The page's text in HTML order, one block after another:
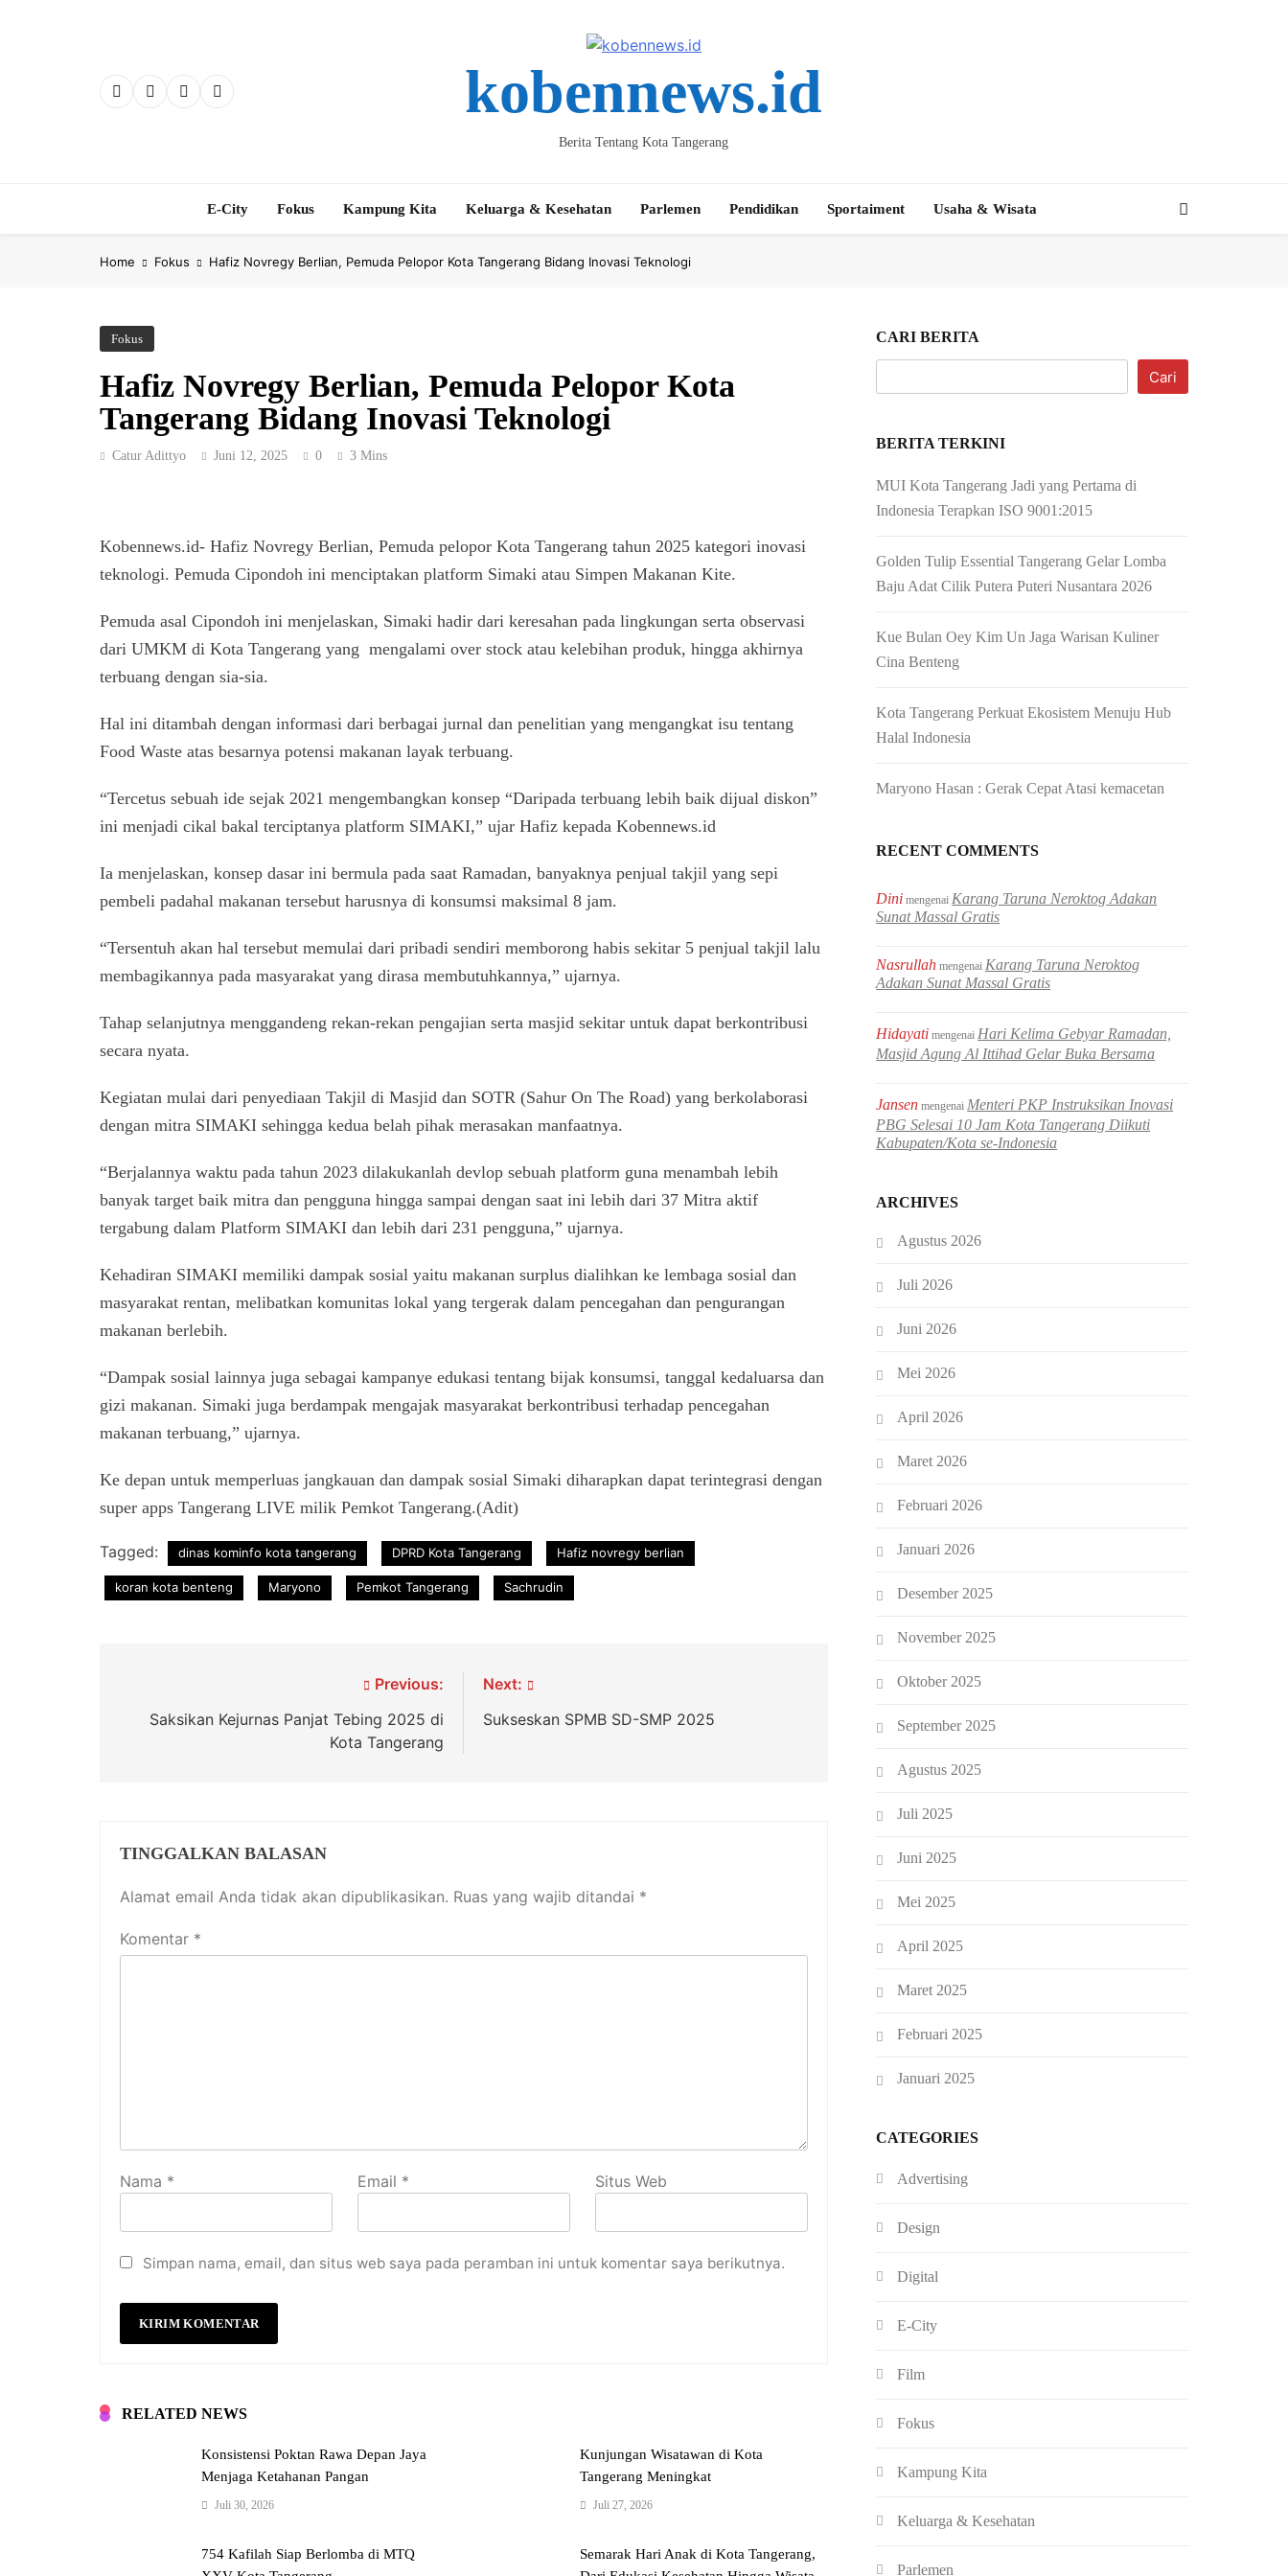
kobennews.id
Berita Tentang Kota Tangerang
E-City Fokus Kampung Kita Keluarga & Kesehatan Parlemen Pendidikan Sportaiment Usaha & Wisata
Home Fokus Hafiz Novregy Berlian, Pemuda Pelopor Kota Tangerang Bidang Inovasi Teknologi
Fokus
Hafiz Novregy Berlian, Pemuda Pelopor Kota
Tangerang Bidang Inovasi Teknologi
Catur Adittyo Juni 12, 2025 0 3 Mins
Kobennews.id- Hafiz Novregy Berlian, Pemuda pelopor Kota Tangerang tahun 2025 kategori inovasi
teknologi. Pemuda Cipondoh ini menciptakan platform Simaki atau Simpen Makanan Kite.
Pemuda asal Cipondoh ini menjelaskan, Simaki hadir dari keresahan pada lingkungan serta observasi
dari UMKM di Kota Tangerang yang mengalami over stock atau kelebihan produk, hingga akhirnya
terbuang dengan sia-sia.
Hal ini ditambah dengan informasi dari berbagai jurnal dan penelitian yang mengangkat isu tentang
Food Waste atas besarnya potensi makanan layak terbuang.
“Tercetus sebuah ide sejak 2021 mengembangkan konsep “Daripada terbuang lebih baik dijual diskon”
ini menjadi cikal bakal terciptanya platform SIMAKI,” ujar Hafiz kepada Kobennews.id
Ia menjelaskan, konsep dasar ini bermula pada saat Ramadan, banyaknya penjual takjil yang sepi
pembeli padahal makanan tersebut harusnya di konsumsi maksimal 8 jam.
“Tersentuh akan hal tersebut memulai dari pribadi sendiri memborong habis sekitar 5 penjual takjil lalu
membagikannya pada masyarakat yang dirasa membutuhkannya,” ujarnya.
Tahap selanjutnya menggandeng rekan-rekan pengajian serta masjid sekitar untuk dapat berkontribusi
secara nyata.
Kegiatan mulai dari penyediaan Takjil di Masjid dan SOTR (Sahur On The Road) yang berkolaborasi
dengan mitra SIMAKI sehingga kedua belah pihak merasakan manfaatnya.
“Berjalannya waktu pada tahun 2023 dilakukanlah devlop sebuah platform guna menambah lebih
banyak target baik mitra dan pengguna hingga sampai dengan saat ini lebih dari 37 Mitra aktif
tergabung dalam Platform SIMAKI dan lebih dari 231 pengguna,” ujarnya.
Kehadiran SIMAKI memiliki dampak sosial yaitu makanan surplus dialihkan ke lembaga sosial dan
masyarakat rentan, melibatkan komunitas lokal yang tergerak dalam pencegahan dan pengurangan
makanan berlebih.
“Dampak sosial lainnya juga sebagai kampanye edukasi tentang bijak konsumsi, tanggal kedaluarsa dan
gizi makanan. Simaki juga berdampak mengajak masyarakat berkontribusi terhadap pencegahan
makanan terbuang,” ujarnya.
Ke depan untuk memperluas jangkauan dan dampak sosial Simaki diharapkan dapat terintegrasi dengan
super apps Tangerang LIVE milik Pemkot Tangerang.(Adit)
Tagged: dinas kominfo kota tangerang DPRD Kota Tangerang Hafiz novregy berlian
koran kota benteng Maryono Pemkot Tangerang Sachrudin
pos
Previous:
Saksikan Kejurnas Panjat Tebing 2025 di
Kota Tangerang
Next:
Sukseskan SPMB SD-SMP 2025
TINGGALKAN BALASAN
Alamat email Anda tidak akan dipublikasikan. Ruas yang wajib ditandai *
Komentar *
Nama * Email * Situs Web
Simpan nama, email, dan situs web saya pada peramban ini untuk komentar saya berikutnya.
RELATED NEWS
Konsistensi Poktan Rawa Depan Jaya
Menjaga Ketahanan Pangan
Juli 30, 2026
Kunjungan Wisatawan di Kota
Tangerang Meningkat
Juli 27, 2026
754 Kafilah Siap Berlomba di MTQ
Semarak Hari Anak di Kota Tangerang,
CARI BERITA
Cari
BERITA TERKINI
MUI Kota Tangerang Jadi yang Pertama di
Indonesia Terapkan ISO 9001:2015
Golden Tulip Essential Tangerang Gelar Lomba
Baju Adat Cilik Putera Puteri Nusantara 2026
Kue Bulan Oey Kim Un Jaga Warisan Kuliner
Cina Benteng
Kota Tangerang Perkuat Ekosistem Menuju Hub
Halal Indonesia
Maryono Hasan : Gerak Cepat Atasi kemacetan
RECENT COMMENTS
Dini mengenaiKarang Taruna Neroktog Adakan
Sunat Massal Gratis
Nasrullah mengenaiKarang Taruna Neroktog
Adakan Sunat Massal Gratis
Hidayati mengenaiHari Kelima Gebyar Ramadan,
Masjid Agung Al Ittihad Gelar Buka Bersama
Jansen mengenaiMenteri PKP Instruksikan Inovasi
PBG Selesai 10 Jam Kota Tangerang Diikuti
Kabupaten/Kota se-Indonesia
ARCHIVES
Agustus 2026
Juli 2026
Juni 2026
Mei 2026
April 2026
Maret 2026
Februari 2026
Januari 2026
Desember 2025
November 2025
Oktober 2025
September 2025
Agustus 2025
Juli 2025
Juni 2025
Mei 2025
April 2025
Maret 2025
Februari 2025
Januari 2025
CATEGORIES
Advertising
Design
Digital
E-City
Film
Fokus
Kampung Kita
Keluarga & Kesehatan
Parlemen